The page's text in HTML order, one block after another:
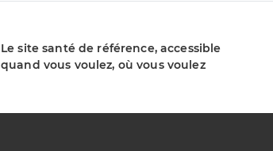
Le site santé de référence, accessible
quand vous voulez, où vous voulez